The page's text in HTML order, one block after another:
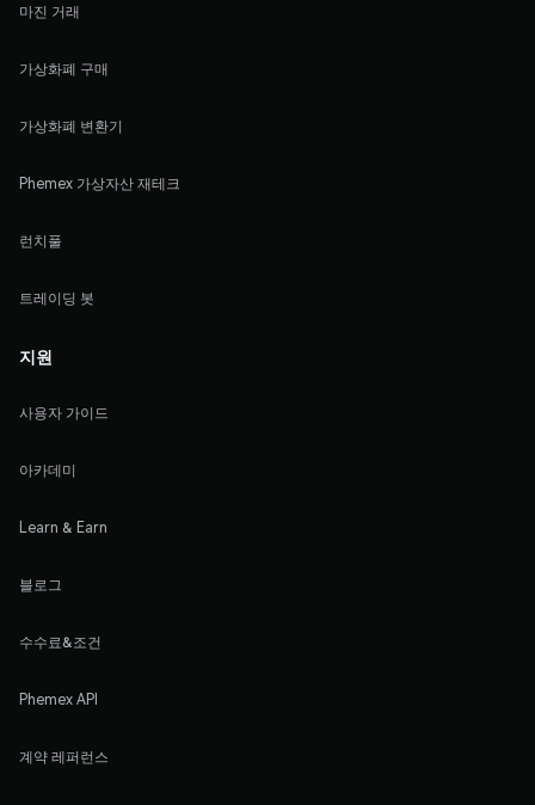
마진 거래
가상화폐 구매
가상화폐 변환기
Phemex 가상자산 재테크
런치풀
트레이딩 봇
지원
사용자 가이드
아카데미
Learn & Earn
블로그
수수료&조건
Phemex API
계약 레퍼런스